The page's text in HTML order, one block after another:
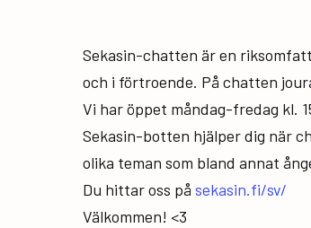
Sekasin-chatten är en
och i förtroende. På chatten
Vi har öppet måndag-fredag kl.
Sekasin-botten hjälper dig när
olika teman som bland annat
Du hittar oss på sekasin.fi/sv/
Välkommen! <3